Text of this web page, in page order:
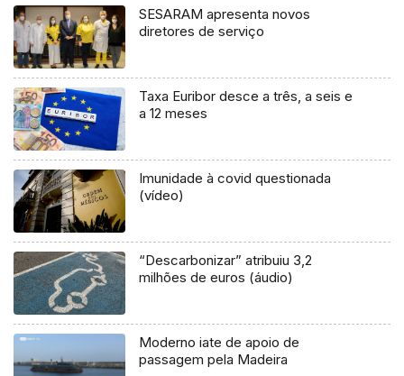
SESARAM apresenta novos
diretores de serviço
Taxa Euribor desce a três, a seis e
a 12 meses
Imunidade à covid questionada
(vídeo)
“Descarbonizar” atribuiu 3,2
milhões de euros (áudio)
Moderno iate de apoio de
passagem pela Madeira